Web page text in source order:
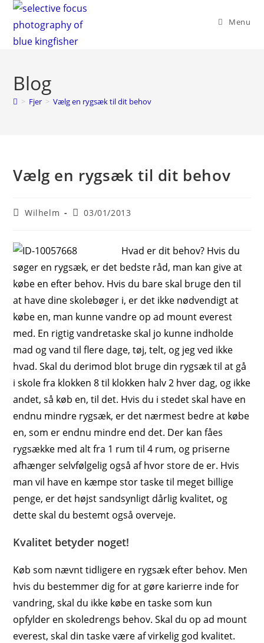
Skip
content
Menu
Blog
> Fjer > Vælg en rygsæk til dit behov
Vælg en rygsæk til dit behov
PostWilhelm
Post03/01/2013
Hvad er dit behov? Hvis du
søger en rygsæk, er det bedste råd, man kan give at
købe en efter behov. Hvis du bare skal bruge den til
at have dine skolebøger i, er det ikke nødvendigt at
købe en, man kunne vandre op ad mount everest
med. En rigtig vandretaske skal jo kunne indholde
mad og vand til flere dage, tøj, telt, og jeg ved ikke
hvad. Skal du derimod blot bruge din rygsæk til at gå
i skole fra klokken 8 til klokken halv 2 hver dag, og ikke
andet, så køb en, til det. Hvis du i stedet skal have en
endnu mindre rygsæk, er det nærmest bedre at købe
en, som er endnu mindre end det. Der kan fåes
rygsække med alt fra 1 rum til 4 rum, og priserne
afhænger selvfølgelig også af hvor store de er. Hvis
man vil have en kæmpe stor taske til meget billige
penge, er det højst sandsynligt dårlig kvalitet, og
dette skal du bestemt også overveje.
Kvalitet betyder noget!
Køb som nævnt tidligere en rygsæk efter behov. Men
hvis du bestemmer dig for at gøre karierre inde for
vandring, skal du ikke købe en taske som kun
opfylder en skoledrengs behov. Skal du op ad mount
everest, skal din taske være af virkelig god kvalitet.